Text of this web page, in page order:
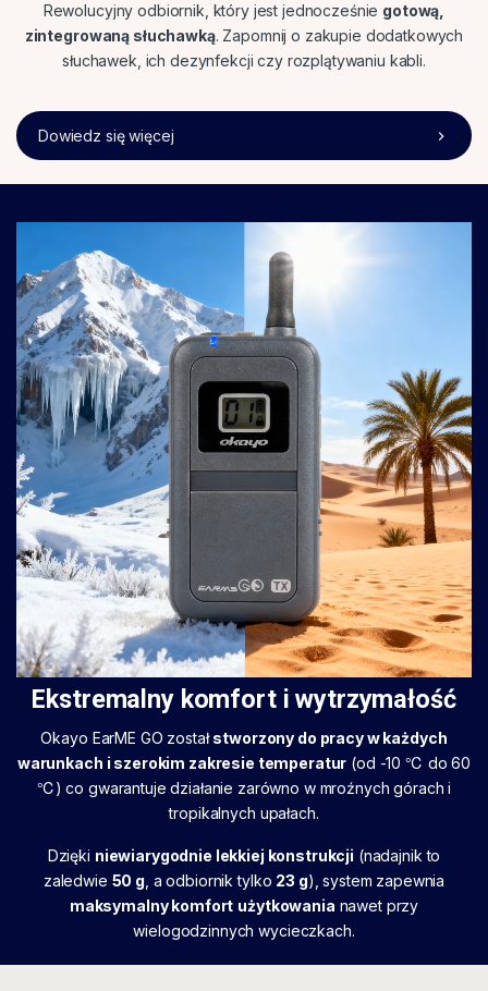
Rewolucyjny odbiornik, który jest jednocześnie gotową,
zintegrowaną słuchawką. Zapomnij o zakupie dodatkowych
słuchawek, ich dezynfekcji czy rozplątywaniu kabli.
Dowiedz się więcej
Ekstremalny komfort i wytrzymałość
Okayo EarME GO zostałstworzony do pracy w każdych
warunkach i szerokim zakresie temperatur (od -10 ℃ do 60
℃) co gwarantuje działanie zarówno w mroźnych górach i
tropikalnych upałach.
Dzięki niewiarygodnie lekkiej konstrukcji (nadajnik to
zaledwie 50 g , a odbiornik tylko 23 g), system zapewnia
maksymalny komfort użytkowania nawet przy
wielogodzinnych wycieczkach.